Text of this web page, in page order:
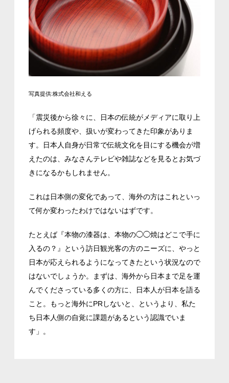
写真提供:株式会社和える
「震災後から徐々に、日本の伝統がメディアに取り上
げられる頻度や、扱いが変わってきた印象がありま
す。日本人自身が日常で伝統文化を目にする機会が増
えたのは、みなさんテレビや雑誌などを見るとお気づ
きになるかもしれません。
これは日本側の変化であって、海外の方はこれといっ
て何か変わったわけではないはずです。
たとえば『本物の漆器は、本物の◯◯焼はどこで手に
入るの？』という訪日観光客の方のニーズに、やっと
日本が応えられるようになってきたという状況なので
はないでしょうか。まずは、海外から日本まで足を運
んでくださっている多くの方に、日本人が日本を語る
こと。もっと海外にPRしないと、というより、私た
ち日本人側の自覚に課題があるという認識でいま
す」。